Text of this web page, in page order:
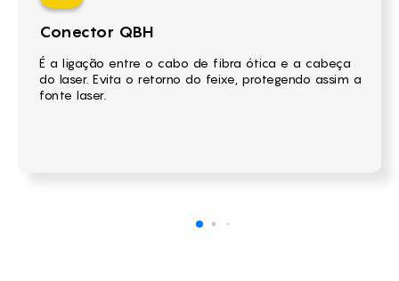
Conector QBH
É a ligação entre o cabo de fibra ótica e a cabeça
do laser. Evita o retorno do feixe, protegendo assim a
fonte laser.